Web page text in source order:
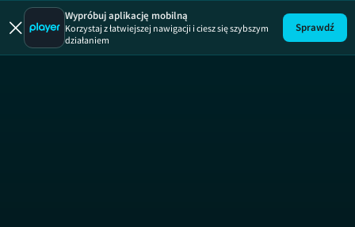
Wypróbuj aplikację mobilną
Korzystaj z łatwiejszej nawigacji i ciesz się szybszym
działaniem
Sprawdź